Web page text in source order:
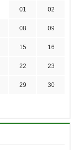
01 02
08 09
15 16
22 23
29 30